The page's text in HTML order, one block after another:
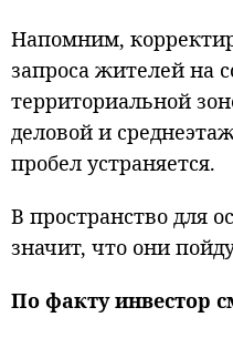
Напомним,
запроса жителей на
территориальной
деловой и
пробел устраняется.
В пространство для
значит, что они
По факту инвестор